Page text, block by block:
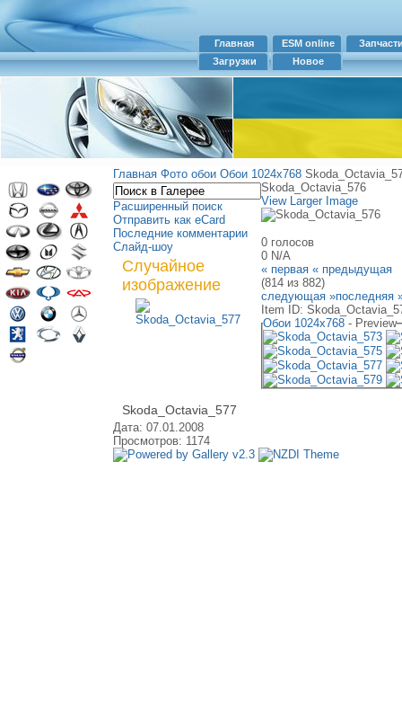
Главная ESM online
Загрузки
Новое
Главная Фото обои Обои 1024х768
Расширенный поиск
Отправить как eCard
Последние комментарии
Слайд-шоу
Случайное
изображение
Skoda_Octavia_577
Дата: 07.01.2008
Просмотров: 1174
Skoda_Octavia_576
View Larger Image
0 голосов
0 N/A
« первая « предыдущая
(814 из 882)
следующая »последняя
Item ID:
Обои 1024х768 - Preview